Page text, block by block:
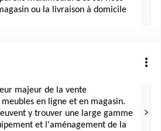
ou la livraison à domicile
majeur de la vente
en ligne et en magasin.
y trouver une large gamme
et l'aménagement de la